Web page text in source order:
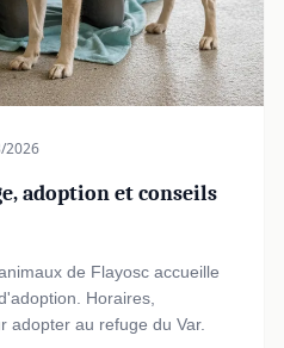
2026
adoption et conseils
de Flayosc accueille
Horaires,
adopter au refuge du Var.